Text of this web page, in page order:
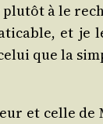
à le
et je
que la
et celle